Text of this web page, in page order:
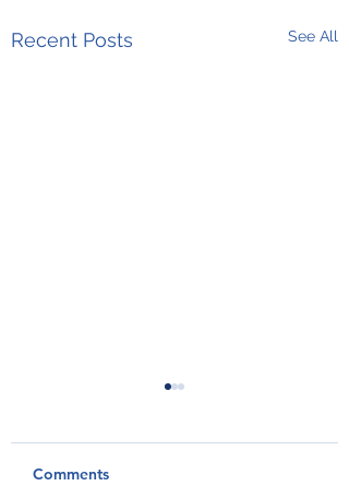
Recent Posts See All
Comments